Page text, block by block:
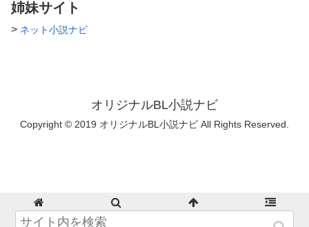
姉妹サイト
> ネット小説ナビ
オリジナルBL小説ナビ
Copyright © 2019 オリジナルBL小説ナビ All Rights Reserved.
ホーム